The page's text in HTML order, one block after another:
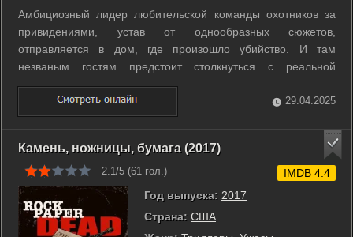
Амбициозный лидер любительской команды охотников за
привидениями, устав от однообразных сюжетов,
отправляется в дом, где произошло убийство. И там
незваным гостям предстоит столкнуться с реальной
сверхъестественной угрозой. ...
29.04.2025
Камень, ножницы, бумага (2017)
2.1/5 (61 гол.)
Год выпуска: 2017
Страна: США
IMDB 4.4